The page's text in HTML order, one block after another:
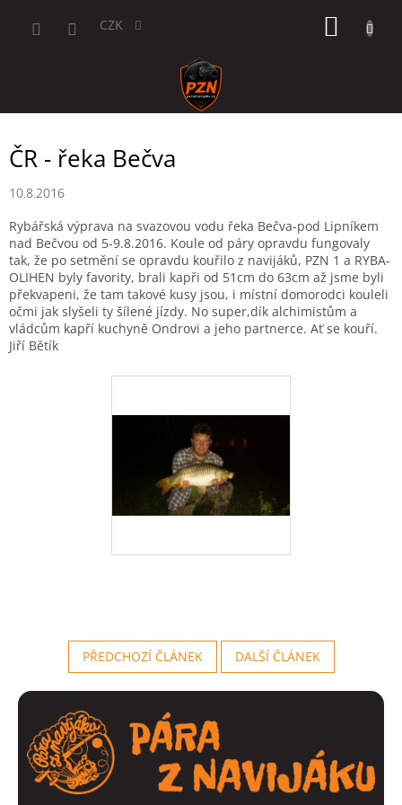
CZK
ČR - řeka Bečva
10.8.2016
Rybářská výprava na svazovou vodu řeka Bečva-pod Lipníkem
nad Bečvou od 5-9.8.2016. Koule od páry opravdu fungovaly
tak, že po setmění se opravdu kouřilo z navijáků, PZN 1 a RYBA-
OLIHEN byly favority, brali kapři od 51cm do 63cm až jsme byli
překvapeni, že tam takové kusy jsou, i místní domorodci kouleli
očmi jak slyšeli ty šílené jízdy. No super,dík alchimistům a
vládcům kapří kuchyně Ondrovi a jeho partnerce. Ať se kouří.
Jiří Bětík
PŘEDCHOZÍ ČLÁNEK DALŠÍ ČLÁNEK